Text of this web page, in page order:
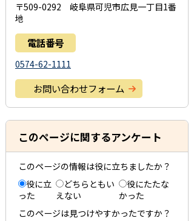
〒509-0292 岐阜県可児市広見一丁目1番
地
電話番号
0574-62-1111
お問い合わせフォーム
このページに関するアンケート
このページの情報は役に立ちましたか？
役に立
った
どちらともい
えない
役にたたな
かった
このページは見つけやすかったですか？